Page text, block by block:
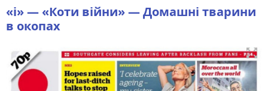
«i» — «Коти війни» — Домашні тварини
в окопах
